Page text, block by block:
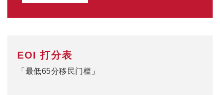
EOI 打分表
「最低65分移民门槛」